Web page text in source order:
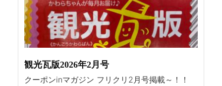
観光瓦版2026年2月号
クーポンinマガジン フリクリ2月号掲載～！！